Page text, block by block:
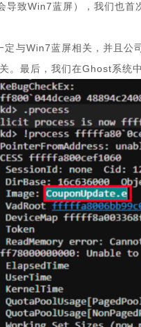
导致Win7蓝屏），我们也
与Win7蓝屏相关，并且公
。最后，我们在Ghost系统